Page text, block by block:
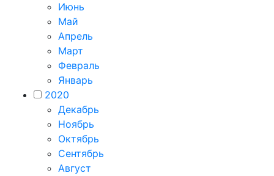
Июнь
Май
Апрель
Март
Февраль
Январь
2020
Декабрь
Ноябрь
Октябрь
Сентябрь
Август